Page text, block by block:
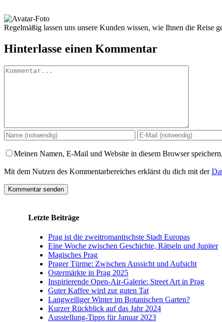
Regelmäßig lassen uns unsere Kunden wissen, wie Ihnen die Reise
Hinterlasse einen Kommentar
Kommentar
Meinen Namen, E-Mail und Website in diesem Browser
Mit dem Nutzen des Kommentarbereiches erklärst du dich mit der
Letzte Beiträge
Prag ist die zweitromantischste Stadt Europas
Eine Woche zwischen Geschichte, Rätseln und Jupiter
Magisches Prag
Prager Türme: Zwischen Aussicht und Aufsicht
Ostermärkte in Prag 2025
Inspirierende Open-Air-Galerie: Street Art in Prag
Guter Kaffee wird zur guten Tat
Langweiliger Winter im Botanischen Garten?
Kurzer Rückblick auf das Jahr 2024
Ausstellung-Tipps für Januar 2023